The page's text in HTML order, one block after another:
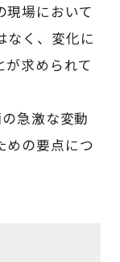
現場において
なく、変化に
が求められて
急激な変動
めの要点につ